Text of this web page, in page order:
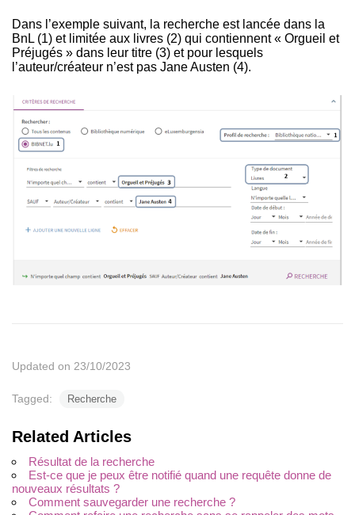
Dans l’exemple suivant, la recherche est lancée dans la
BnL (1) et limitée aux livres (2) qui contiennent « Orgueil et
Préjugés » dans leur titre (3) et pour lesquels
l’auteur/créateur n’est pas Jane Austen (4).
Updated on 23/10/2023
Tagged: Recherche
Related Articles
Résultat de la recherche
Est-ce que je peux être notifié quand une requête donne de
nouveaux résultats ?
Comment sauvegarder une recherche ?